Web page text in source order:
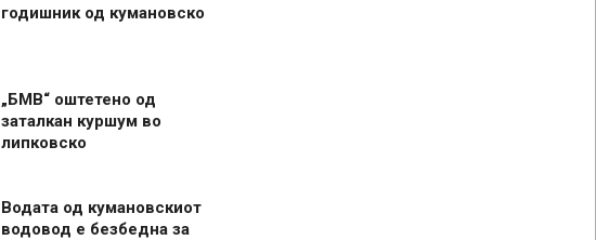
годишник од кумановско
„БМВ“ оштетено од
заталкан куршум во
липковско
Водата од кумановскиот
водовод е безбедна за